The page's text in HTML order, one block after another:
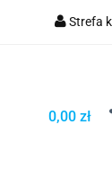
Strefa
Dodaj
0,00 zł